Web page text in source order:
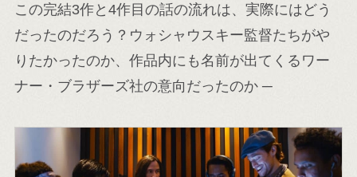
この完結3作と4作目の話の流れは、実際にはどう
だったのだろう？ウォシャウスキー監督たちがや
りたかったのか、作品内にも名前が出てくるワー
ナー・ブラザーズ社の意向だったのか ─